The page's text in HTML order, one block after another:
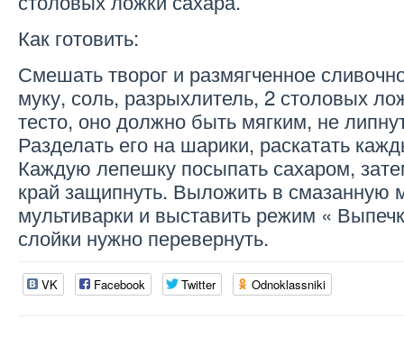
Как готовить:
Смешать творог и размягченное
муку, соль, разрыхлитель, 2 столовых
тесто, оно должно быть мягким, не
Разделать его на шарики, раскатать
Каждую лепешку посыпать сахаром,
край защипнуть. Выложить в смазанную
мультиварки и выставить режим «
слойки нужно перевернуть.
VK Facebook Twitter Odnoklassniki